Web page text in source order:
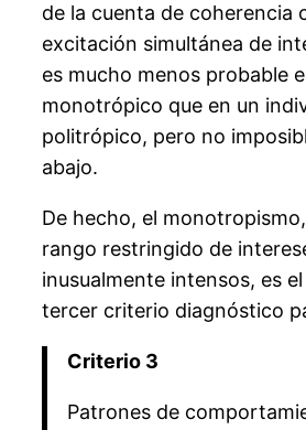
de la cuenta de coherencia
excitación simultánea de
es mucho menos probable
monotrópico que en un
politrópico, pero no
abajo.
De hecho, el
rango restringido de
inusualmente intensos, es
tercer criterio diagnóstico
Criterio 3
Patrones de